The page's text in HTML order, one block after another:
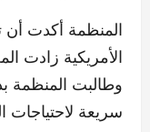
المنظمة أكدت أن
الأمريكية زادت
وطالبت المنظمة
سريعة لاحتياجات